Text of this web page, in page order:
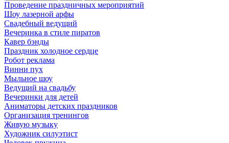
Проведение праздничных мероприятий
Шоу лазерной арфы
Свадебный ведущий
Вечеринка в стиле пиратов
Кавер бэнды
Праздник холодное сердце
Робот реклама
Винни пух
Мыльное шоу
Ведущий на свадьбу
Вечеринки для детей
Аниматоры детских праздников
Организация тренингов
Живую музыку
Художник силуэтист